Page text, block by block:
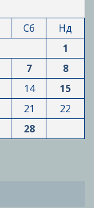
Сб
Нд
1
7
8
14
15
21
22
28